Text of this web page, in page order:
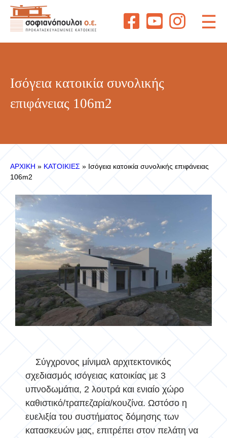
☰
Ισόγεια κατοικία συνολικής
επιφάνειας 106m2
ΑΡΧΙΚΗ » ΚΑΤΟΙΚΙΕΣ » Ισόγεια κατοικία συνολικής επιφάνειας
106m2
Σύγχρονος μίνιμαλ αρχιτεκτονικός
σχεδιασμός ισόγειας κατοικίας με 3
υπνοδωμάτια, 2 λουτρά και ενιαίο χώρο
καθιστικό/τραπεζαρία/κουζίνα. Ωστόσο η
ευελιξία του συστήματος δόμησης των
κατασκευών μας, επιτρέπει στον πελάτη να